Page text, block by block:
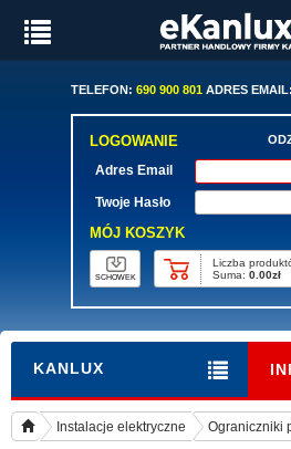
TELEFON: 690 900 801ADRES EMAIL:
LOGOWANIE
Adres Email
Twoje Hasło
MÓJ KOSZYK
SCHOWEK
Liczba
Suma: 0.00zł
KANLUX
Instalacje elektryczne Ograniczniki